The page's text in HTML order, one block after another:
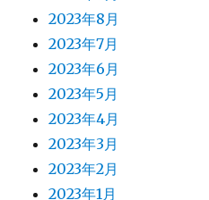
2023年8月
2023年7月
2023年6月
2023年5月
2023年4月
2023年3月
2023年2月
2023年1月